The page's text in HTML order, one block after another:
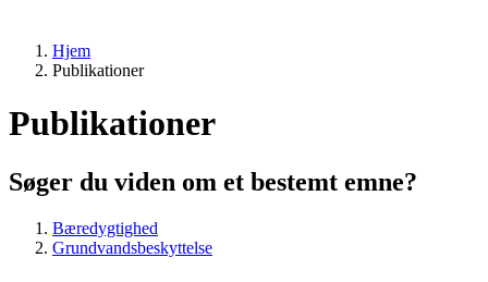
Hjem
Publikationer
Publikationer
Søger du viden om et bestemt emne?
Bæredygtighed
Grundvandsbeskyttelse